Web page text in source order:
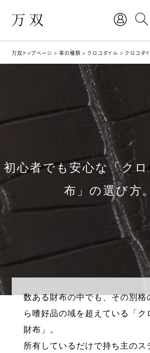
万双トップページ 革の種類 クロコダイル クロコダ
初心者でも安心な「ク
布」の選び方。
数ある財布の中でも、その別格
ら嗜好品の域を超えている「ク
財布」。
所有しているだけで持ち主のス